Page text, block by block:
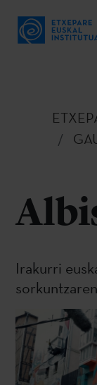
Irakurri